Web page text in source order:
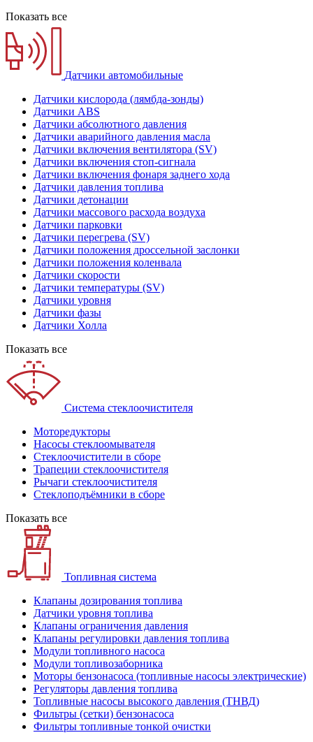
Показать все
Датчики автомобильные
Датчики кислорода (лямбда-зонды)
Датчики ABS
Датчики абсолютного давления
Датчики аварийного давления масла
Датчики включения вентилятора (SV)
Датчики включения стоп-сигнала
Датчики включения фонаря заднего хода
Датчики давления топлива
Датчики детонации
Датчики массового расхода воздуха
Датчики парковки
Датчики перегрева (SV)
Датчики положения дроссельной заслонки
Датчики положения коленвала
Датчики скорости
Датчики температуры (SV)
Датчики уровня
Датчики фазы
Датчики Холла
Показать все
Система стеклоочистителя
Моторедукторы
Насосы стеклоомывателя
Стеклоочистители в сборе
Трапеции стеклоочистителя
Рычаги стеклоочистителя
Стеклоподъёмники в сборе
Показать все
Топливная система
Клапаны дозирования топлива
Датчики уровня топлива
Клапаны ограничения давления
Клапаны регулировки давления топлива
Модули топливного насоса
Модули топливозаборника
Моторы бензонасоса (топливные насосы электрические)
Регуляторы давления топлива
Топливные насосы высокого давления (ТНВД)
Фильтры (сетки) бензонасоса
Фильтры топливные тонкой очистки